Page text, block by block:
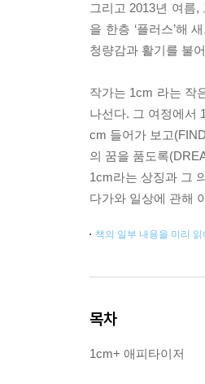
그리고 2013년 여름
을 한층 ‘플러스’해
청량감과 활기를 불
작가는 1cm 라는 작
나선다. 그 여정에서
cm 들어가 보고
의 꿈을 품도록
1cm라는 상징과 그
다가와 일상에 관해
책의 일부 내용을 미리
목차
1cm+ 애피타이저